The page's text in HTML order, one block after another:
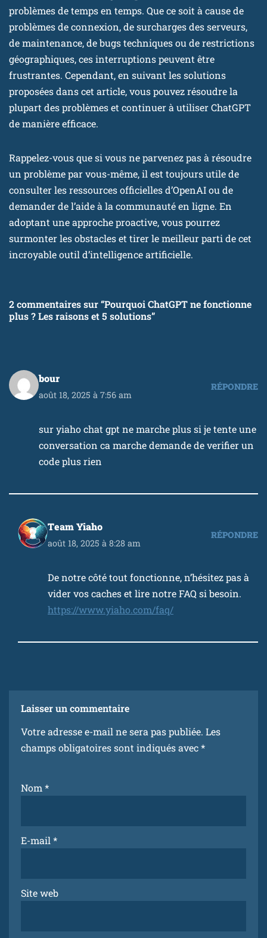
problèmes de temps en temps. Que ce soit à cause de
problèmes de connexion, de surcharges des serveurs,
de maintenance, de bugs techniques ou de restrictions
géographiques, ces interruptions peuvent être
frustrantes. Cependant, en suivant les solutions
proposées dans cet article, vous pouvez résoudre la
plupart des problèmes et continuer à utiliser ChatGPT
de manière efficace.
Rappelez-vous que si vous ne parvenez pas à résoudre
un problème par vous-même, il est toujours utile de
consulter les ressources officielles d’OpenAI ou de
demander de l’aide à la communauté en ligne. En
adoptant une approche proactive, vous pourrez
surmonter les obstacles et tirer le meilleur parti de cet
incroyable outil d’intelligence artificielle.
2 commentaires sur “Pourquoi ChatGPT ne fonctionne
plus ? Les raisons et 5 solutions”
bour
août 18, 2025 à 7:56 am
RÉPONDRE
sur yiaho chat gpt ne marche plus si je tente une
conversation ca marche demande de verifier un
code plus rien
Team Yiaho
août 18, 2025 à 8:28 am
RÉPONDRE
De notre côté tout fonctionne, n’hésitez pas à
vider vos caches et lire notre FAQ si besoin.
https://www.yiaho.com/faq/
Laisser un commentaire
Votre adresse e-mail ne sera pas publiée. Les
champs obligatoires sont indiqués avec*
Nom *
E-mail *
Site web